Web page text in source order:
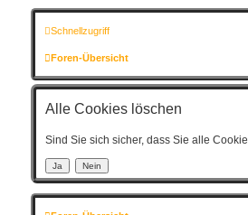
Schnellzugriff
Foren-Übersicht
Alle Cookies löschen
Sind Sie sich sicher, dass Sie alle